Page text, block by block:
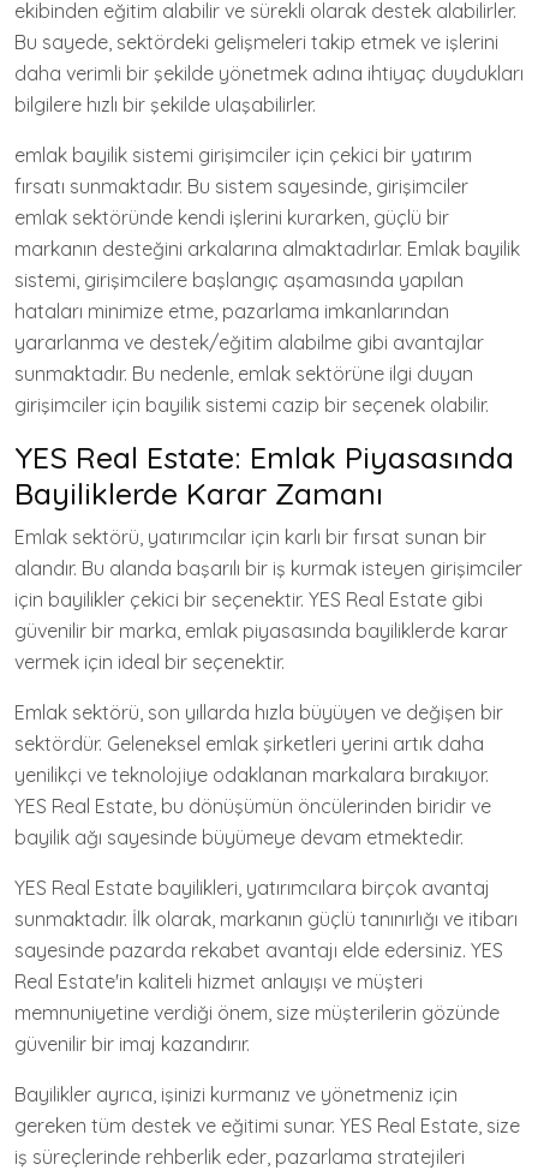
ekibinden eğitim alabilir ve sürekli olarak destek alabilirler.
Bu sayede, sektördeki gelişmeleri takip etmek ve işlerini
daha verimli bir şekilde yönetmek adına ihtiyaç duydukları
bilgilere hızlı bir şekilde ulaşabilirler.
emlak bayilik sistemi girişimciler için çekici bir yatırım
fırsatı sunmaktadır. Bu sistem sayesinde, girişimciler
emlak sektöründe kendi işlerini kurarken, güçlü bir
markanın desteğini arkalarına almaktadırlar. Emlak bayilik
sistemi, girişimcilere başlangıç aşamasında yapılan
hataları minimize etme, pazarlama imkanlarından
yararlanma ve destek/eğitim alabilme gibi avantajlar
sunmaktadır. Bu nedenle, emlak sektörüne ilgi duyan
girişimciler için bayilik sistemi cazip bir seçenek olabilir.
YES Real Estate: Emlak Piyasasında
Bayiliklerde Karar Zamanı
Emlak sektörü, yatırımcılar için karlı bir fırsat sunan bir
alandır. Bu alanda başarılı bir iş kurmak isteyen girişimciler
için bayilikler çekici bir seçenektir. YES Real Estate gibi
güvenilir bir marka, emlak piyasasında bayiliklerde karar
vermek için ideal bir seçenektir.
Emlak sektörü, son yıllarda hızla büyüyen ve değişen bir
sektördür. Geleneksel emlak şirketleri yerini artık daha
yenilikçi ve teknolojiye odaklanan markalara bırakıyor.
YES Real Estate, bu dönüşümün öncülerinden biridir ve
bayilik ağı sayesinde büyümeye devam etmektedir.
YES Real Estate bayilikleri, yatırımcılara birçok avantaj
sunmaktadır. İlk olarak, markanın güçlü tanınırlığı ve itibarı
sayesinde pazarda rekabet avantajı elde edersiniz. YES
Real Estate'in kaliteli hizmet anlayışı ve müşteri
memnuniyetine verdiği önem, size müşterilerin gözünde
güvenilir bir imaj kazandırır.
Bayilikler ayrıca, işinizi kurmanız ve yönetmeniz için
gereken tüm destek ve eğitimi sunar. YES Real Estate, size
iş süreçlerinde rehberlik eder, pazarlama stratejileri